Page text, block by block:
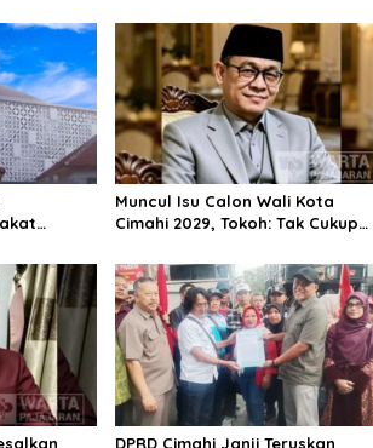
Muncul Isu Calon Wali Kota
Cimahi 2029, Tokoh: Tak Cukup
Parpol
DPRD Cimahi Janji Teruskan